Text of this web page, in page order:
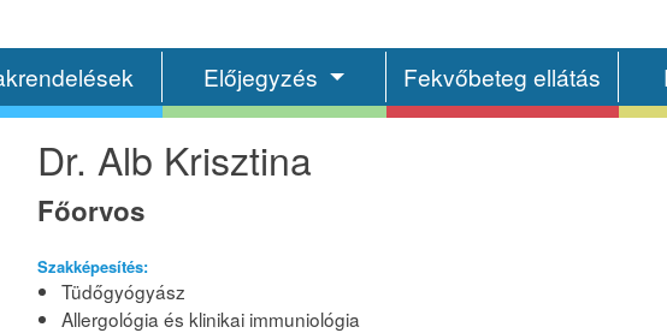
Előjegyzés Fekvőbeteg ellátás
Dr. Alb Krisztina
Főorvos
Szakképesítés:
Tüdőgyógyász
Allergológia és klinikai immuniológia